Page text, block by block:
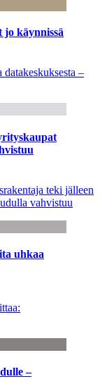
käynnissä
–
teki jälleen
vahvistuu
uhkaa
–